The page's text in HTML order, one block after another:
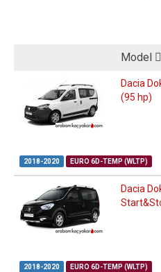
Model
Dacia
(95 hp)
2018-2020 EURO 6D-TEMP (WLTP)
Dacia
2018-2020 EURO 6D-TEMP (WLTP)